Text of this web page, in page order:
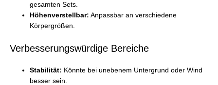
gesamten Sets.
Höhenverstellbar: Anpassbar an verschiedene
Körpergrößen.
Verbesserungswürdige Bereiche
Stabilität: Könnte bei unebenem Untergrund oder Wind
besser sein.